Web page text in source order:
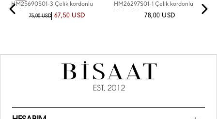
HM25690S01-3 Çelik kordonlu
Kadın Kol Saati
75,00 USD 67,50 USD
HM26297S01-1 Çelik kordonlu
Kadın Kol Saati
78,00 USD